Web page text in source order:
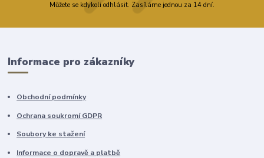
Můžete se kdykoli odhlásit. Zasíláme jednou za 14 dní.
Informace pro zákazníky
Obchodní podmínky
Ochrana soukromí GDPR
Soubory ke stažení
Informace o dopravě a platbě